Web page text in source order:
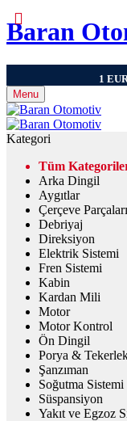
Baran
1
Menu
Kategori
Tüm
Arka Dingil
Aygıtlar
Çerçeve Parçaları
Debriyaj
Direksiyon
Elektrik Sistemi
Fren Sistemi
Kabin
Kardan Mili
Motor
Motor Kontrol
Ön Dingil
Porya &
Şanzıman
Soğutma Sistemi
Süspansiyon
Yakıt ve Egzoz